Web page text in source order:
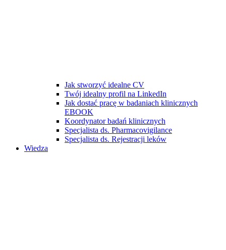
Jak stworzyć idealne CV
Twój idealny profil na LinkedIn
Jak dostać pracę w badaniach klinicznych
EBOOK
Koordynator badań klinicznych
Specjalista ds. Pharmacovigilance
Specjalista ds. Rejestracji leków
Wiedza